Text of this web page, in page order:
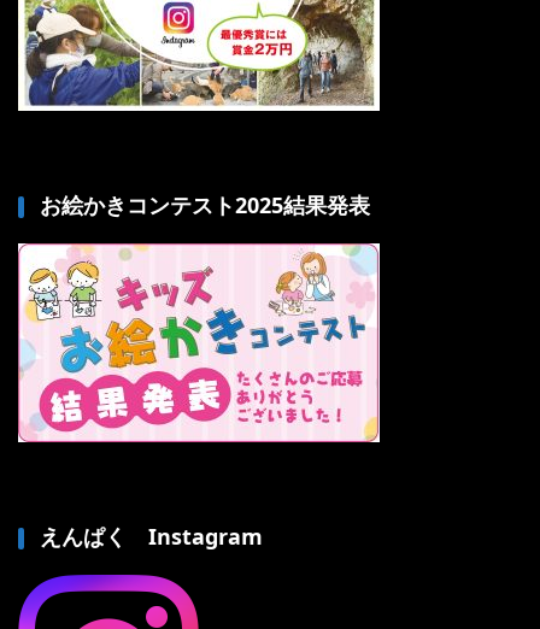
お絵かきコンテスト2025結果発表
えんぱく Instagram